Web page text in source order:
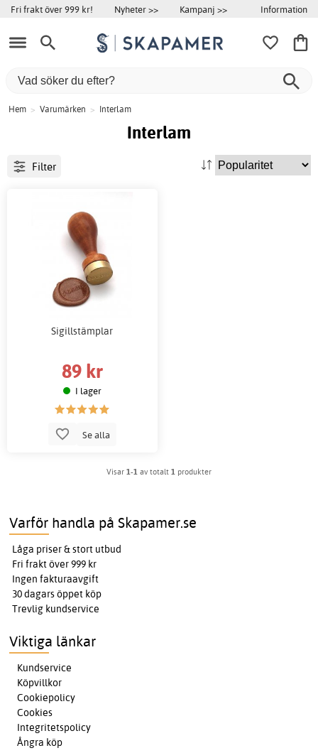
Fri frakt över 999 kr! Nyheter >> Kampanj >> Information
Hem > Varumärken > Interlam
Interlam
Filter
Sigillstämplar
89 kr
I lager
Se alla
Visar 1-1 av totalt 1 produkter
Varför handla på Skapamer.se
Låga priser & stort utbud
Fri frakt över 999 kr
Ingen fakturaavgift
30 dagars öppet köp
Trevlig kundservice
Viktiga länkar
Kundservice
Köpvillkor
Cookiepolicy
Cookies
Integritetspolicy
Ångra köp